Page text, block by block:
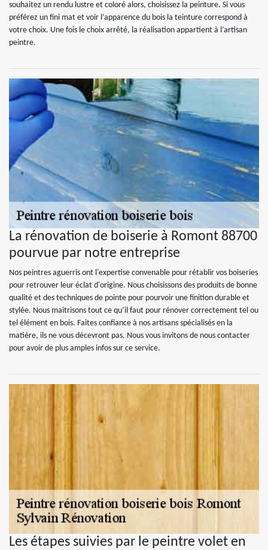
souhaitez un rendu lustre et coloré alors, choisissez la peinture. Si vous
préférez un fini mat et voir l’apparence du bois la teinture correspond à
votre choix. Une fois le choix arrêté, la réalisation appartient à l’artisan
peintre.
La rénovation de boiserie à Romont 88700
pourvue par notre entreprise
Nos peintres aguerris ont l'expertise convenable pour rétablir vos boiseries
pour retrouver leur éclat d'origine. Nous choisissons des produits de bonne
qualité et des techniques de pointe pour pourvoir une finition durable et
stylée. Nous maitrisons tout ce qu’il faut pour rénover correctement tel ou
tel élément en bois. Faites confiance à nos artisans spécialisés en la
matière, ils ne vous décevront pas. Nous vous invitons de nous contacter
pour avoir de plus amples infos sur ce service.
Les étapes suivies par le peintre volet en